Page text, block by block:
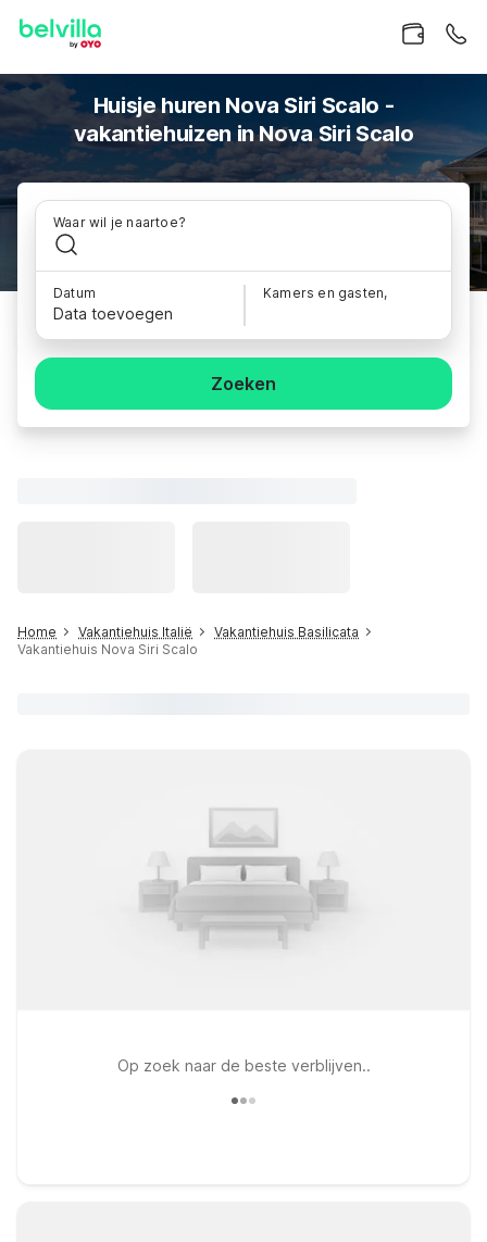
Huisje huren Nova Siri Scalo -
vakantiehuizen in Nova Siri Scalo
Waar wil je naartoe?
Datum
Data toevoegen
Kamers en gasten,
Zoeken
Home Vakantiehuis Italië
Vakantiehuis Basilicata
Vakantiehuis Nova Siri Scalo
Op zoek naar de beste verblijven..